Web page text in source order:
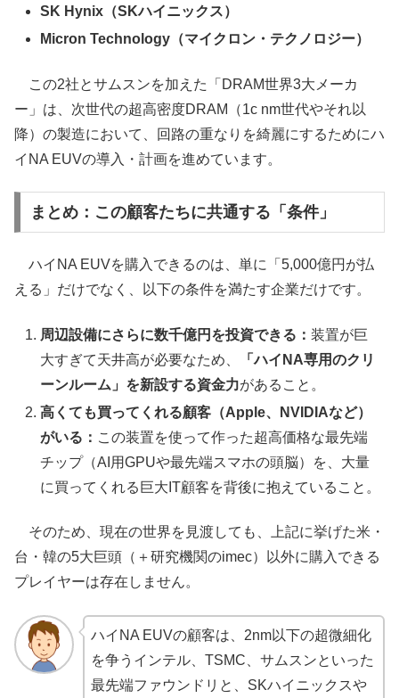
SK Hynix（SKハイニックス）
Micron Technology（マイクロン・テクノロジー）
この2社とサムスンを加えた「DRAM世界3大メーカ
ー」は、次世代の超高密度DRAM（1c nm世代やそれ以
降）の製造において、回路の重なりを綺麗にするためにハ
イNA EUVの導入・計画を進めています。
まとめ：この顧客たちに共通する「条件」
ハイNA EUVを購入できるのは、単に「5,000億円が払
える」だけでなく、以下の条件を満たす企業だけです。
周辺設備にさらに数千億円を投資できる：装置が巨
大すぎて天井高が必要なため、
「ハイNA専用のクリ
ーンルーム」を新設する資金力があること。
高くても買ってくれる顧客（Apple、NVIDIAなど）
がいる： この装置を使って作った超高価格な最先端
チップ（AI用GPUや最先端スマホの頭脳）を、大量
に買ってくれる巨大IT顧客を背後に抱えていること。
そのため、現在の世界を見渡しても、上記に挙げた米・
台・韓の5大巨頭（＋研究機関のimec）以外に購入できる
プレイヤーは存在しません。
ハイNA EUVの顧客は、2nm以下の超微細化
を争うインテル、TSMC、サムスンといった
最先端ファウンドリと、SKハイニックスや